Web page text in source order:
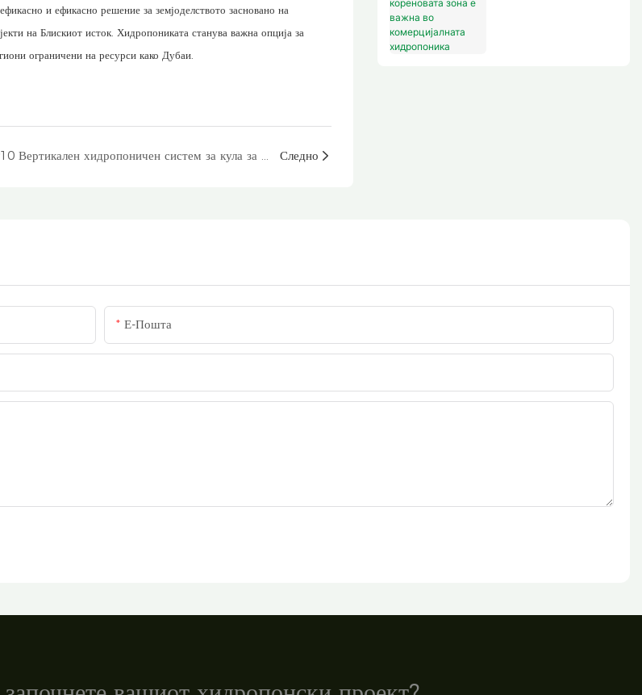
и ефикасно решение за земјоделството засновано на
на Блискиот исток. Хидропониката станува важна опција за
ограничени на ресурси како Дубаи.
6P10 Вертикален хидропоничен систем за кула за лиснато зелена боја во стаклена градина во Ирска Следно
Е-Пошта